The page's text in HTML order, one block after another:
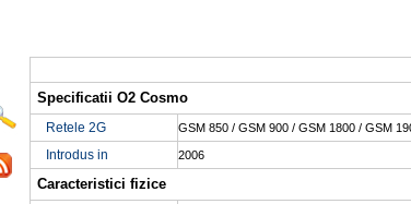
Specificatii O2 Cosmo
Retele 2G GSM 850 / GSM 900 / GSM 1800 / GSM
Introdus in 2006
Caracteristici fizice